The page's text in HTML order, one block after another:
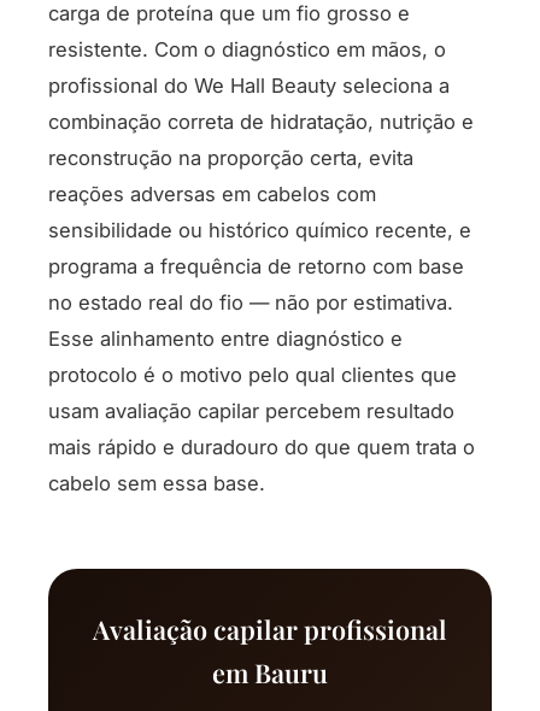
carga de proteína que um fio grosso e
resistente. Com o diagnóstico em mãos, o
profissional do We Hall Beauty seleciona a
combinação correta de hidratação, nutrição e
reconstrução na proporção certa, evita
reações adversas em cabelos com
sensibilidade ou histórico químico recente, e
programa a frequência de retorno com base
no estado real do fio — não por estimativa.
Esse alinhamento entre diagnóstico e
protocolo é o motivo pelo qual clientes que
usam avaliação capilar percebem resultado
mais rápido e duradouro do que quem trata o
cabelo sem essa base.
Avaliação capilar profissional
em Bauru